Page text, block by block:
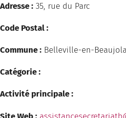
Adresse : 35, rue du Parc
Code Postal :
Commune : Belleville-en-
Catégorie :
Activité principale :